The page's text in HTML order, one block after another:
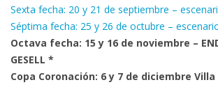
Sexta fecha: 20 y 21 de septiembre –
Séptima fecha: 25 y 26 de octubre –
Octava fecha: 15 y 16 de noviembre –
GESELL *
Copa Coronación: 6 y 7 de diciembre Villa